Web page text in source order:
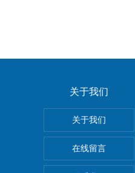
关于我们
关于我们
在线留言